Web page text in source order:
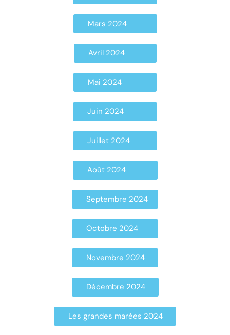
Mars 2024
Avril 2024
Mai 2024
Juin 2024
Juillet 2024
Août 2024
Septembre 2024
Octobre 2024
Novembre 2024
Décembre 2024
Les grandes marées 2024